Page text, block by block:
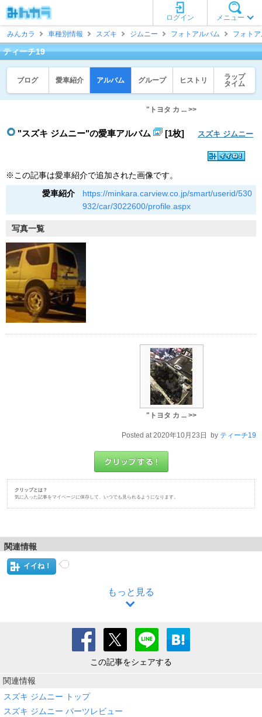
メニュー
ログイン
みんカラ
車種別情報 スズキ ジムニー フォトアルバム フォト
ティーチ19
ブログ 愛車紹介 アルバム グループ ヒストリ
ラップ
タイム
"トヨタ カ ... >>
"スズキ ジムニー"の愛車アルバム [1枚] スズキ ジムニー
※この記事は愛車紹介で追加された画像です。
愛車紹介
https://minkara.carview.co.jp/smart/userid/530
932/car/3022600/profile.aspx
写真一覧
"トヨタ カ ... >>
Posted at 2020年10月23日 by ティーチ19
クリップとは？
気に入った記事をマイページに保存して、いつでも見られるようになります。
関連情報
イイね！
もっと見る
この記事をシェアする
関連情報
スズキ ジムニー トップ
スズキ ジムニー パーツレビュー